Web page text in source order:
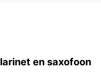
en saxofoon